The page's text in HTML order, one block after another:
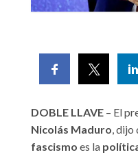
DOBLE LLAVE – El
Nicolás Maduro, dijo
fascismo es la